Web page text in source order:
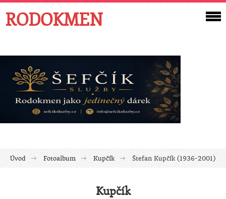
RODOKMEN
Úvod Fotoalbum Kupčík Štefan Kupčík (1936-2001)
Kupčík